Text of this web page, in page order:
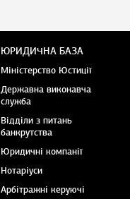
ЮРИДИЧНА БАЗА
Міністерство Юстиції
Державна виконавча
служба
Відділи з питань
банкрутства
Юридичні компанії
Нотаріуси
Арбітражні керуючі